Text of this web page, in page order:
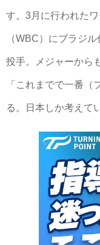
す。3月に行われた
（WBC）にブラジ
投手。メジャーから
「これまでで一番
る。日本しか考えて